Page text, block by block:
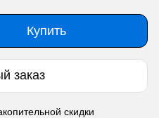
Купить
заказ
скидки